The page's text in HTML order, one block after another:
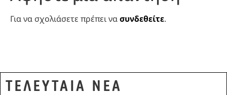
Για να σχολιάσετε πρέπει νασυνδεθείτε.
ΤΕΛΕΥΤΑΙΑ ΝΕΑ